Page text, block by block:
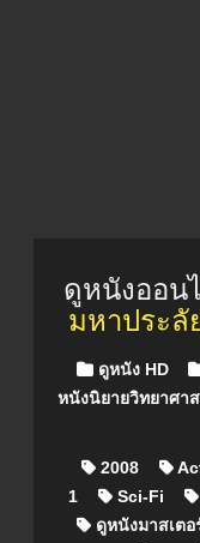
ดูหนังออน
มหาประลั
Posted in
ดูหนัง HD
หนังนิยายวิทยาศา
2008
1
Sci-Fi
ดูหนังมาสเตอ